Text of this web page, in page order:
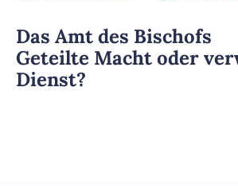
Das Amt des Bischofs
Geteilte Macht oder
Dienst?